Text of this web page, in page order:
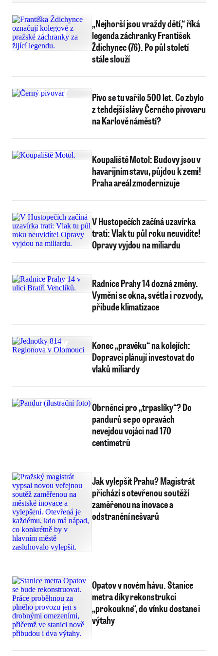
„Nejhorší jsou vraždy dětí,“ říká
legenda záchranky František
Ždichynec (76). Po půl století
stále slouží
Pivo se tu vařilo 500 let. Co zbylo
z tehdejší slávy Černého pivovaru
na Karlově náměstí?
Koupaliště Motol: Budovy jsou v
havarijním stavu, půjdou k zemi!
Praha areál zmodernizuje
V Hustopečích začíná uzavírka
trati: Vlak tu půl roku neuvidíte!
Opravy vyjdou na miliardu
Radnice Prahy 14 dozná změny.
Vymění se okna, světla i rozvody,
přibude klimatizace
Konec „pravěku“ na kolejích:
Dopravci plánují investovat do
vlaků miliardy
Obrněnci pro „trpaslíky“? Do
pandurů se po opravách
nevejdou vojáci nad 170
centimetrů
Jak vylepšit Prahu? Magistrát
přichází s otevřenou soutěží
zaměřenou na inovace a
odstranění nešvarů
Opatov v novém hávu. Stanice
metra díky rekonstrukci
„prokoukne“, do vínku dostane i
výtahy